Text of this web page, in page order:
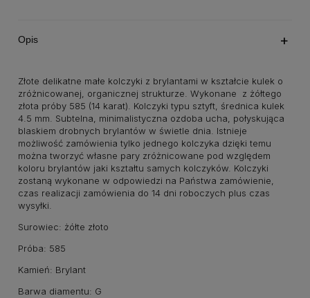
Opis
Złote delikatne małe kolczyki z brylantami w kształcie kulek o
zróżnicowanej, organicznej strukturze. Wykonane z żółtego
złota próby 585 (14 karat). Kolczyki typu sztyft, średnica kulek
4.5 mm. Subtelna, minimalistyczna ozdoba ucha, połyskująca
blaskiem drobnych brylantów w świetle dnia. Istnieje
możliwość zamówienia tylko jednego kolczyka dzięki temu
można tworzyć własne pary zróżnicowane pod względem
koloru brylantów jaki kształtu samych kolczyków. Kolczyki
zostaną wykonane w odpowiedzi na Państwa zamówienie,
czas realizacji zamówienia do 14 dni roboczych plus czas
wysyłki.
Surowiec: żółte złoto
Próba: 585
Kamień: Brylant
Barwa diamentu: G